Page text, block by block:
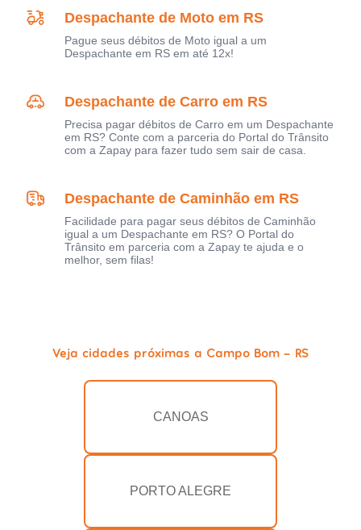
Despachante de Moto em RS
Pague seus débitos de Moto igual a um
Despachante em RS em até 12x!
Despachante de Carro em RS
Precisa pagar débitos de Carro em um Despachante
em RS? Conte com a parceria do Portal do Trânsito
com a Zapay para fazer tudo sem sair de casa.
Despachante de Caminhão em RS
Facilidade para pagar seus débitos de Caminhão
igual a um Despachante em RS? O Portal do
Trânsito em parceria com a Zapay te ajuda e o
melhor, sem filas!
Veja cidades próximas a Campo Bom - RS
CANOAS
PORTO ALEGRE